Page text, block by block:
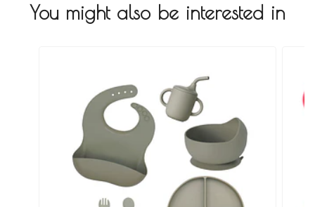
You might also be interested in